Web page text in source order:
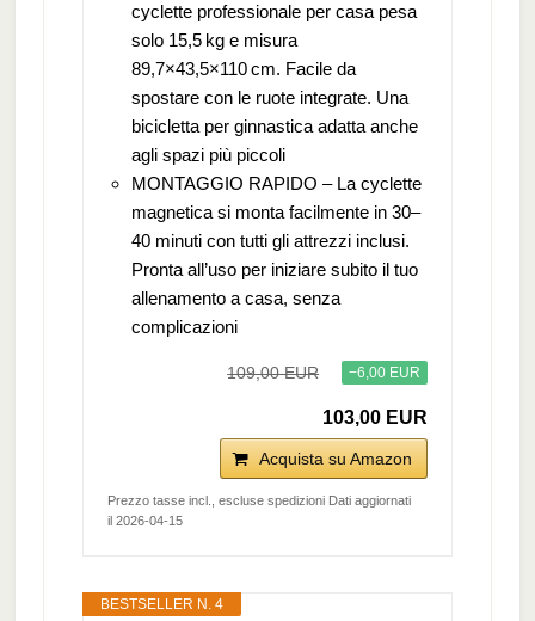
cyclette professionale per casa pesa
solo 15,5 kg e misura
89,7×43,5×110 cm. Facile da
spostare con le ruote integrate. Una
bicicletta per ginnastica adatta anche
agli spazi più piccoli
MONTAGGIO RAPIDO – La cyclette
magnetica si monta facilmente in 30–
40 minuti con tutti gli attrezzi inclusi.
Pronta all’uso per iniziare subito il tuo
allenamento a casa, senza
complicazioni
109,00 EUR −6,00 EUR
103,00 EUR
Acquista su Amazon
Prezzo tasse incl., escluse spedizioni Dati aggiornati
il 2026-04-15
BESTSELLER N. 4